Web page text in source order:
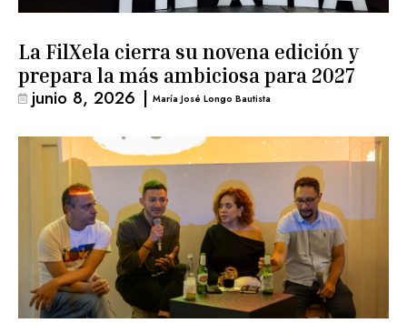
La FilXela cierra su novena edición y
prepara la más ambiciosa para 2027
junio 8, 2026 | María José Longo Bautista